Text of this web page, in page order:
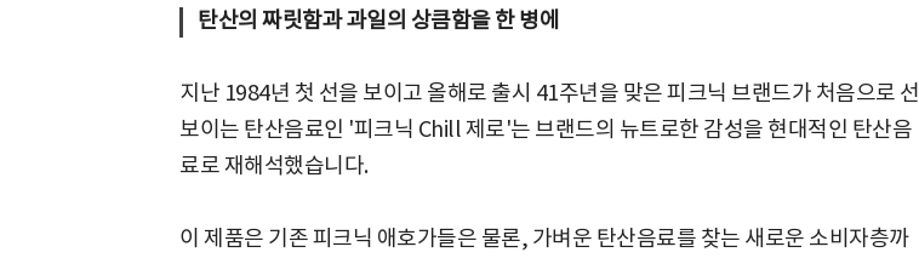
탄산의 짜릿함과 과일의 상큼함을 한 병에
지난 1984년 첫 선을 보이고 올해로 출시 41주년을 맞은 피크닉 브랜드가 처음으로 선
보이는 탄산음료인 '피크닉 Chill 제로'는 브랜드의 뉴트로한 감성을 현대적인 탄산음
료로 재해석했습니다.
이 제품은 기존 피크닉 애호가들은 물론, 가벼운 탄산음료를 찾는 새로운 소비자층까